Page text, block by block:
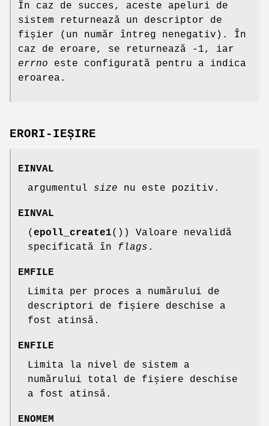
În caz de succes, aceste apeluri de
sistem returnează un descriptor de
fișier (un număr întreg nenegativ). În
caz de eroare, se returnează -1, iar
errno este configurată pentru a indica
eroarea.
ERORI-IEȘIRE
EINVAL
argumentul size nu este pozitiv.
EINVAL
( epoll_create1()) Valoare nevalidă
specificată în flags .
EMFILE
Limita per proces a numărului de
descriptori de fișiere deschise a
fost atinsă.
ENFILE
Limita la nivel de sistem a
numărului total de fișiere deschise
a fost atinsă.
ENOMEM